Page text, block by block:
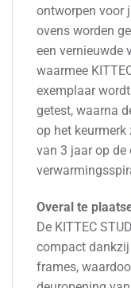
ontworpen voor
ovens worden
een vernieuwde
waarmee
exemplaar
getest, waarna
op het keurmerk
van 3 jaar op de
Overal te
De KITTEC
compact
frames,